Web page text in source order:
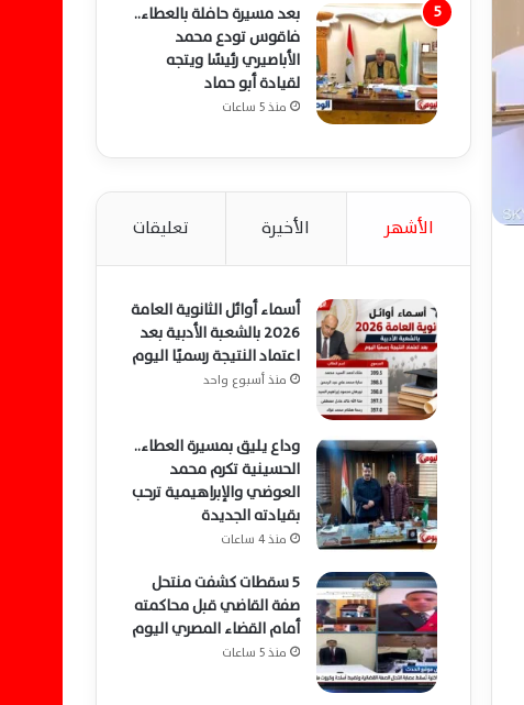
بعد مسيرة حافلة بالعطاء..
فاقوس تودع محمد
الأباصيري رئيسًا ويتجه
لقيادة أبو حماد
منذ 5 ساعات
الأشهر الأخيرة تعليقات
أسماء أوائل الثانوية العامة
2026 بالشعبة الأدبية بعد
اعتماد النتيجة رسميًا اليوم
منذ أسبوع واحد
وداع يليق بمسيرة العطاء..
الحسينية تكرم محمد
العوضي والإبراهيمية ترحب
بقيادته الجديدة
منذ 4 ساعات
5 سقطات كشفت منتحل
صفة القاضي قبل محاكمته
أمام القضاء المصري اليوم
منذ 5 ساعات